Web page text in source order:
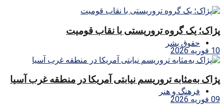
حقوق بشر
فرهنگ و هنر
پژاک؛ یک گروه تروریستی با نقاب قومیت
10 فوریه 2026
پژاک به‌مثابه تروریسم نیابتی آمریکا در منطقه غرب آسیا
09 فوریه 2026